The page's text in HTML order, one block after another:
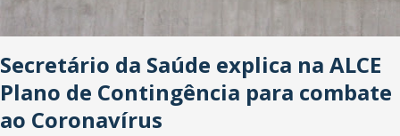
Secretário da Saúde explica na ALCE
Plano de Contingência para combate
ao Coronavírus